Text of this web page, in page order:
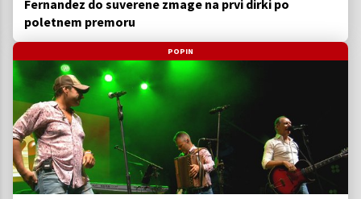
Fernandez do suverene zmage na prvi dirki po
poletnem premoru
POPIN